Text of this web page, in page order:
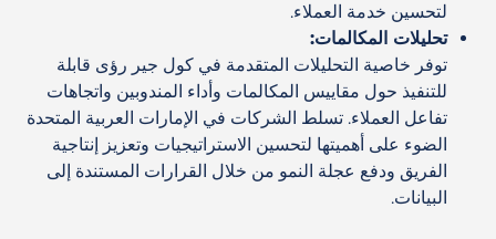
لتحسين خدمة العملاء.
تحليلات المكالمات:
توفر خاصية التحليلات المتقدمة في كول جير رؤى قابلة
للتنفيذ حول مقاييس المكالمات وأداء المندوبين واتجاهات
تفاعل العملاء. تسلط الشركات في الإمارات العربية المتحدة
الضوء على أهميتها لتحسين الاستراتيجيات وتعزيز إنتاجية
الفريق ودفع عجلة النمو من خلال القرارات المستندة إلى
البيانات.